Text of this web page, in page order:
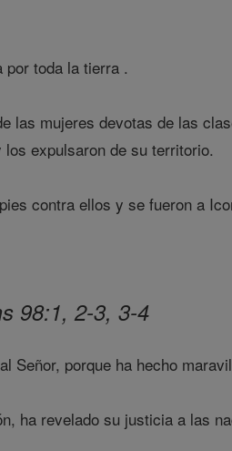
por toda la tierra .
las mujeres devotas de las
expulsaron de su territorio.
contra ellos y se fueron a
98:1, 2-3, 3-4
Señor, porque ha hecho
ha revelado su justicia a las